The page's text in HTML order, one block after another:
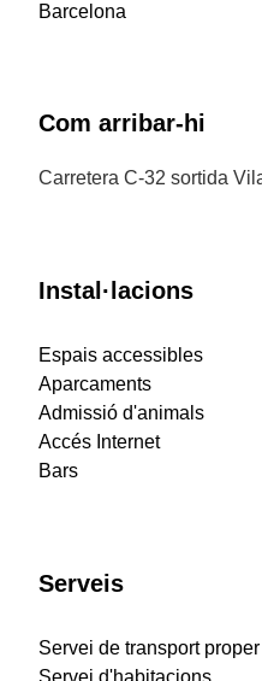
Barcelona
Com arribar-hi
Carretera C-32 sortida
Instal·lacions
Espais accessibles
Aparcaments
Admissió d'animals
Accés Internet
Bars
Serveis
Servei de transport proper
Servei d'habitacions